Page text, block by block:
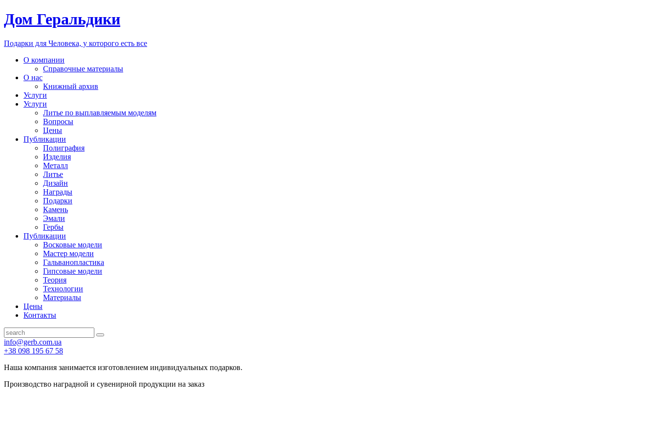
Дом Геральдики
Подарки для Человека, у которого есть все
О компании
Справочные материалы
О нас
Книжный архив
Услуги
Услуги
Литье по выплавляемым моделям
Вопросы
Цены
Публикации
Полиграфия
Изделия
Металл
Литье
Дизайн
Награды
Подарки
Камень
Эмали
Гербы
Публикации
Восковые модели
Мастер модели
Гальванопластика
Гипсовые модели
Теория
Технологии
Материалы
Цены
Контакты
info@gerb.com.ua
+38 098 195 67 58
Наша компания занимается изготовлением индивидуальных подарков.
Производство наградной и сувенирной продукции на заказ